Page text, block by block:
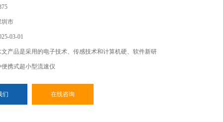
圳市
03-01
产品是采用的电子技术、传感技术和计算机硬、软件新研
携式超小型流速仪
们 在线咨询